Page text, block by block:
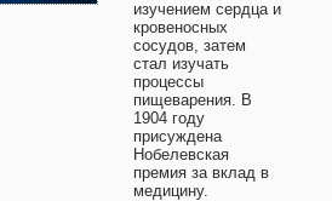
изучением сердца и
кровеносных
сосудов, затем
стал изучать
процессы
пищеварения. В
1904 году
присуждена
Нобелевская
премия за вклад в
медицину.